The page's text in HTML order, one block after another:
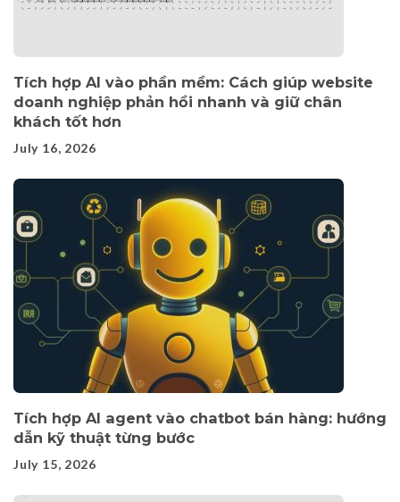
Tích hợp AI vào phần mềm: Cách giúp website
doanh nghiệp phản hồi nhanh và giữ chân
khách tốt hơn
July 16, 2026
Tích hợp AI agent vào chatbot bán hàng: hướng
dẫn kỹ thuật từng bước
July 15, 2026